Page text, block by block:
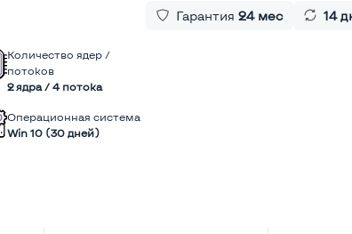
Количество ядер /
потоков
2 ядра / 4 потока
Операционная система
Win 10 (30 дней)
Гарантия 24 мес 14